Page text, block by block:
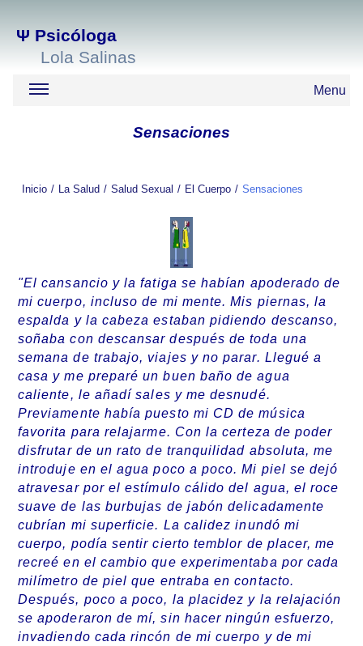
Ψ Psicóloga
Lola Salinas
Menu
Sensaciones
Inicio La Salud Salud Sexual El Cuerpo Sensaciones
"El cansancio y la fatiga se habían apoderado de
mi cuerpo, incluso de mi mente. Mis piernas, la
espalda y la cabeza estaban pidiendo descanso,
soñaba con descansar después de toda una
semana de trabajo, viajes y no parar. Llegué a
casa y me preparé un buen baño de agua
caliente, le añadí sales y me desnudé.
Previamente había puesto mi CD de música
favorita para relajarme. Con la certeza de poder
disfrutar de un rato de tranquilidad absoluta, me
introduje en el agua poco a poco. Mi piel se dejó
atravesar por el estímulo cálido del agua, el roce
suave de las burbujas de jabón delicadamente
cubrían mi superficie. La calidez inundó mi
cuerpo, podía sentir cierto temblor de placer, me
recreé en el cambio que experimentaba por cada
milímetro de piel que entraba en contacto.
Después, poco a poco, la placidez y la relajación
se apoderaron de mí, sin hacer ningún esfuerzo,
invadiendo cada rincón de mi cuerpo y de mi